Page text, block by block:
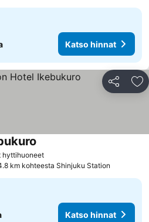
Katso hinnat
Jaa
hyttihuoneetKatso hinnat
km kohteesta Shinjuku Station
Katso hinnat